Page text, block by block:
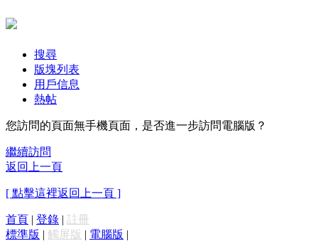
搜尋
版塊列表
用戶信息
熱帖
您訪問的頁面無手機頁面，是否進一步訪問電腦版？
繼續訪問
返回上一頁
[ 點擊這裡返回上一頁 ]
首頁 | 登錄 | 註冊
標準版 | 觸屏版 | 電腦版 |